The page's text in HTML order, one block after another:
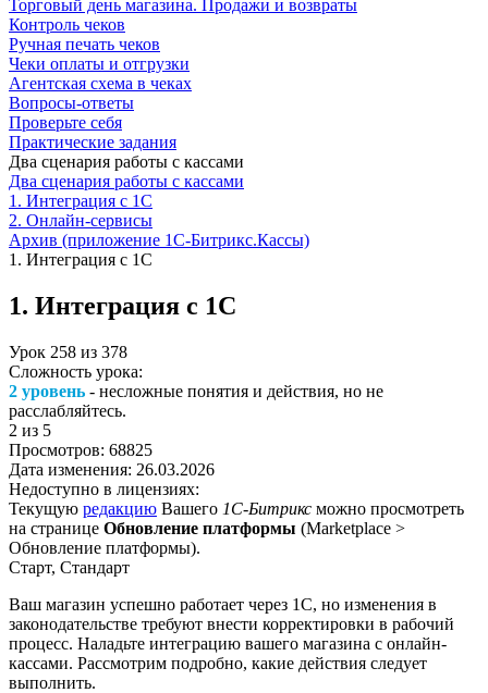
Торговый день магазина. Продажи и возвраты
Контроль чеков
Ручная печать чеков
Чеки оплаты и отгрузки
Агентская схема в чеках
Вопросы-ответы
Проверьте себя
Практические задания
Два сценария работы с кассами
Два сценария работы с кассами
1. Интеграция с 1С
2. Онлайн-сервисы
Архив (приложение 1С-Битрикс.Кассы)
1. Интеграция с 1С
1. Интеграция с 1С
Урок 258 из 378
Сложность урока:
2 уровень - несложные понятия и действия, но не
расслабляйтесь.
2 из 5
Просмотров: 68825
Дата изменения: 26.03.2026
Недоступно в лицензиях:
Текущую редакцию Вашего 1С-Битрикс можно просмотреть
на странице Обновление платформы (Marketplace >
Обновление платформы).
Старт, Стандарт
Ваш магазин успешно работает через 1С, но изменения в
законодательстве требуют внести корректировки в рабочий
процесс. Наладьте интеграцию вашего магазина с онлайн-
кассами. Рассмотрим подробно, какие действия следует
выполнить.